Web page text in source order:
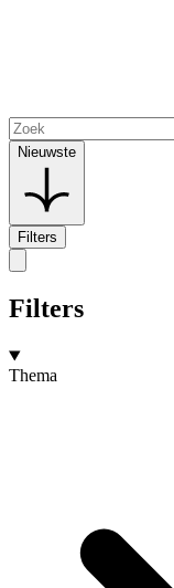
Nieuwste
Filters
Filters
Thema